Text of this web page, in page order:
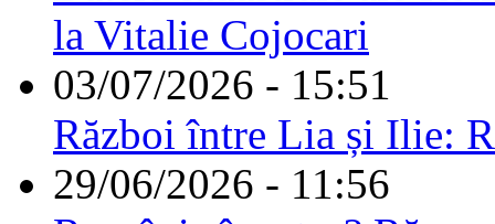
la Vitalie Cojocari
03/07/2026 - 15:51
Război între Lia și Ilie:
29/06/2026 - 11:56